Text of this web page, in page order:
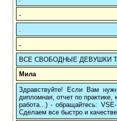
.
.
ВСЕ СВОБОДНЫЕ ДЕВУШКИ
Мила
Здравствуйте! Если Вам
дипломная, отчет по
работа...) - обращайтесь:
Сделаем все быстро и